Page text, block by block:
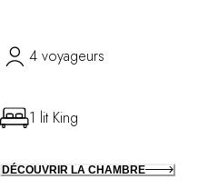
4 voyageurs
1 lit King
DÉCOUVRIR LA CHAMBRE